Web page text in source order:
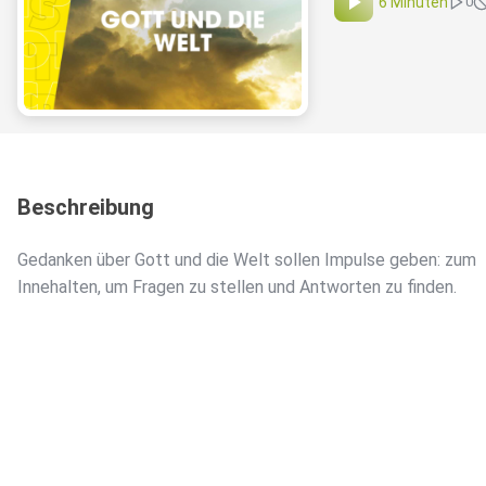
Beschreibung
Gedanken über Gott und die Welt sollen Impulse geben: zum
Innehalten, um Fragen zu stellen und Antworten zu finden.